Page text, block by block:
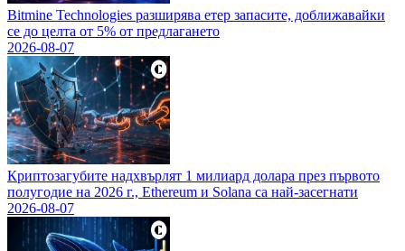
Bitmine Technologies разширява етер запасите, доближавайки
се до целта от 5% от предлагането
2026-08-07
Криптозагубите надхвърлят 1 милиард долара през първото
полугодие на 2026 г., Ethereum и Solana са най-засегнати
2026-08-07